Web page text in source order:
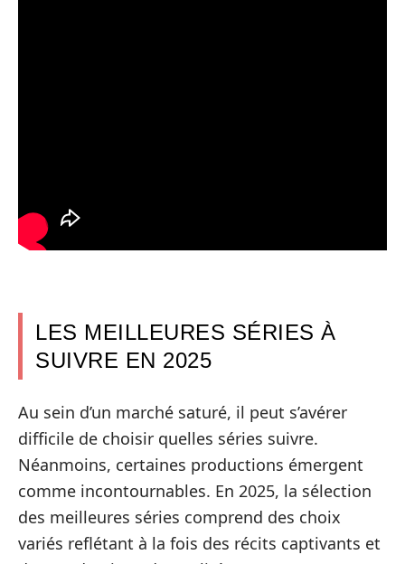
LES MEILLEURES SÉRIES À
SUIVRE EN 2025
Au sein d’un marché saturé, il peut s’avérer
difficile de choisir quelles séries suivre.
Néanmoins, certaines productions émergent
comme incontournables. En 2025, la sélection
des meilleures séries comprend des choix
variés reflétant à la fois des récits captivants et